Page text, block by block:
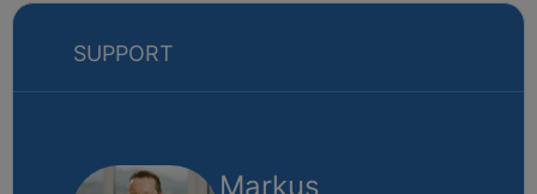
SUPPORT
Markus